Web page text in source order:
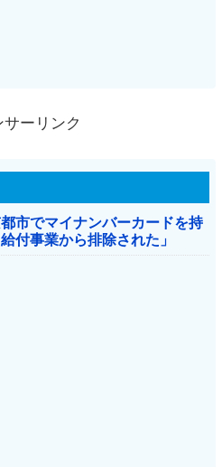
サーリンク
市でマイナンバーカードを持
付事業から排除された」